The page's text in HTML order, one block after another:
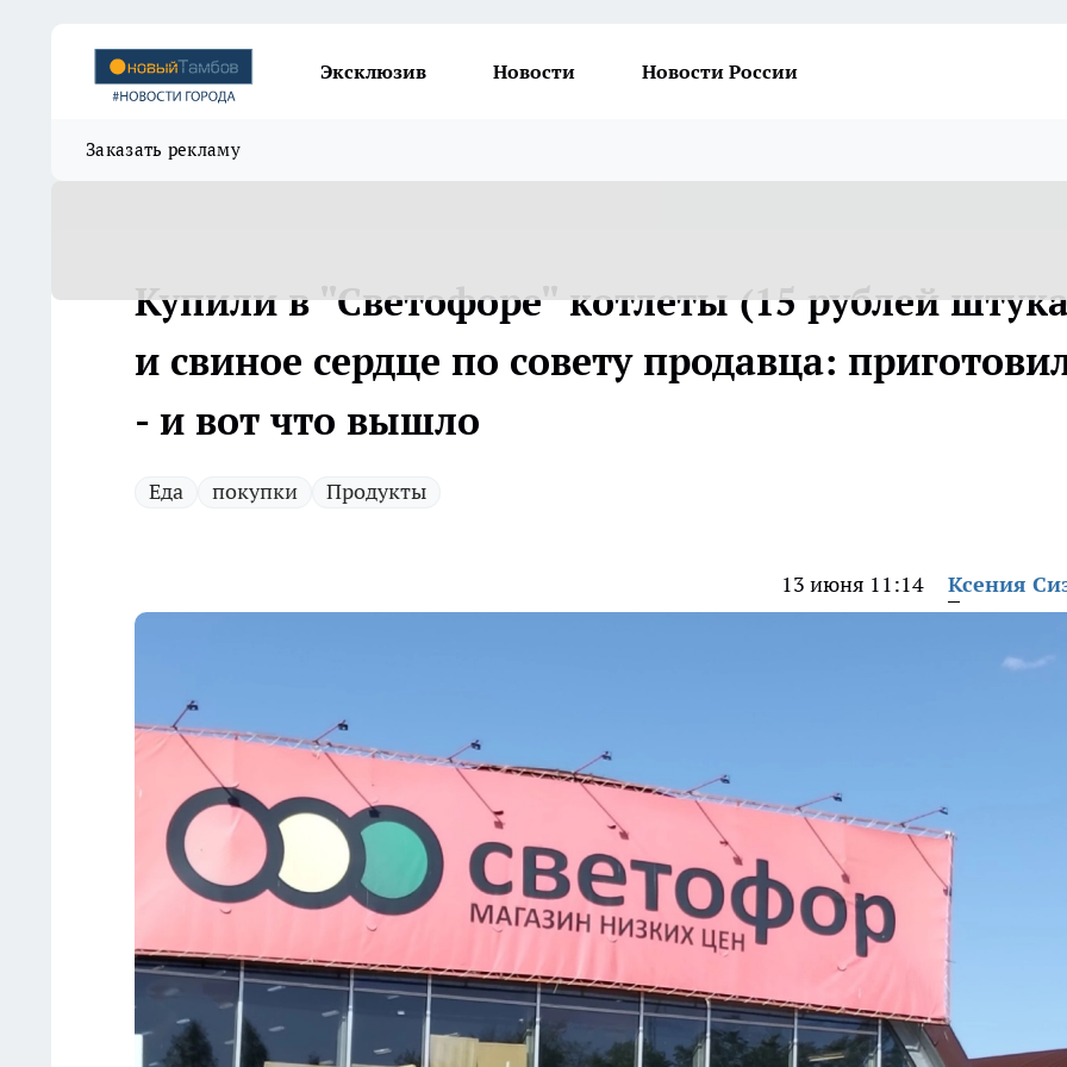
Эксклюзив Новости Новости России
Заказать рекламу
Купили в "Светофоре" котлеты (15 рублей
и свиное сердце по совету продавца:
- и вот что вышло
Еда покупки Продукты
13 июня 11:14 Ксения